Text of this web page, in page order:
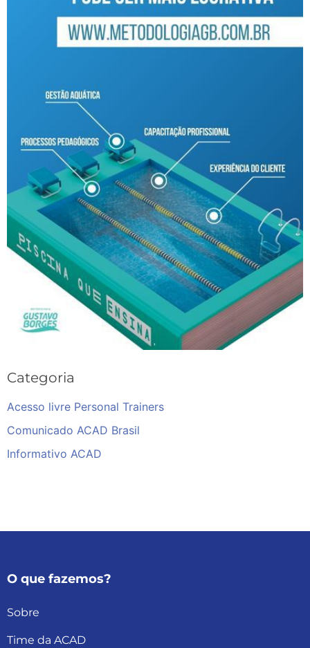
Categoria
Acesso livre Personal Trainers
Comunicado ACAD Brasil
Informativo ACAD
O que fazemos?
Sobre
Time da ACAD